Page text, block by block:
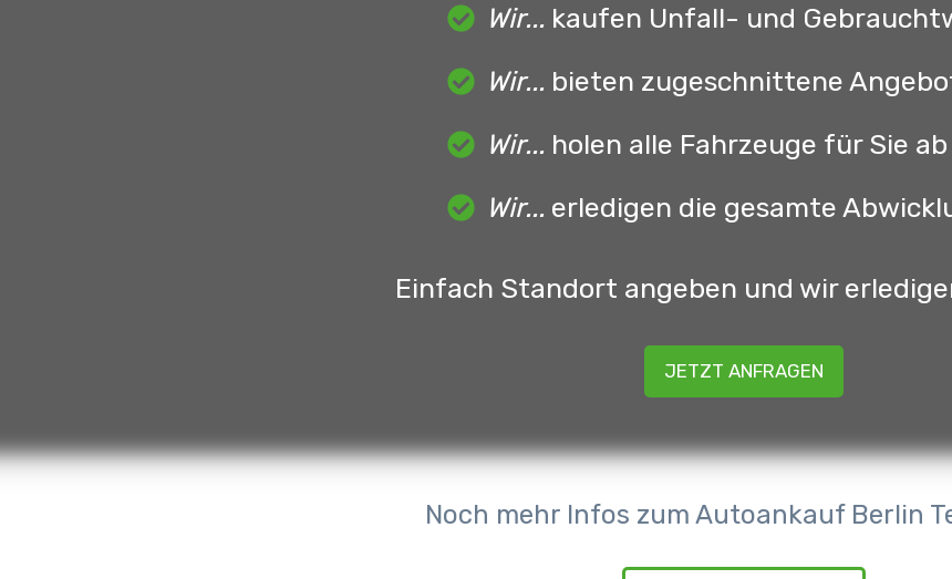
Wir... kaufen Unfall- und
Wir... bieten zugeschnittene
Wir... holen alle Fahrzeuge für Sie ab
Wir... erledigen die gesamte
Einfach Standort angeben und wir
JETZT ANFRAGEN
Noch mehr Infos zum Autoankauf Berlin